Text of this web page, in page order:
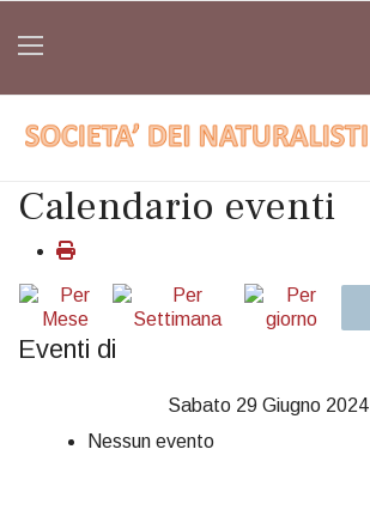
Calendario eventi
Eventi di
Sabato 29 Giugno 2024
Nessun evento